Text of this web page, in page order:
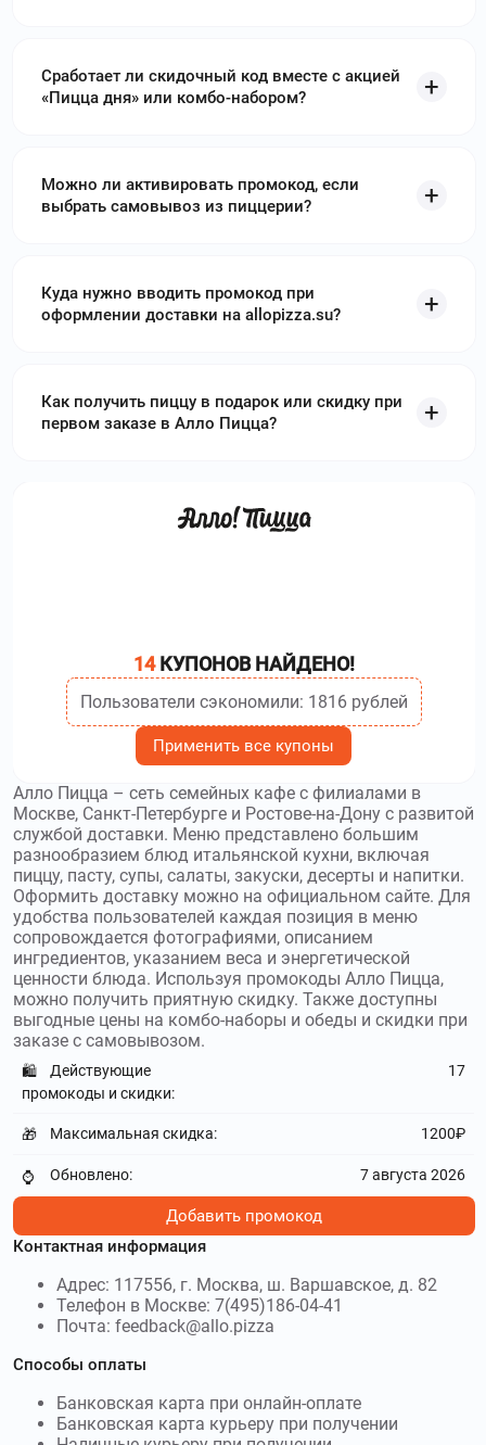
Шефмаркети получите скидку до 1000₽
Используйте промокоды Суши шопи получите скидку до
1899₽
два раза сэкономить свои средства. Используйте
промокоды Михайлик Китчен и получите скидку до 3000₽
мировая сеть ресторанов, специализирующаяся на
приготовлении и доставке пиццы. Используйте
промокоды
представляет собой онлайн-сервис доставки готовых
блюд на дом, работающий в пределах города Москва.
промокоды Simply Mealи получите скидку до 1088₽
Служба доставки Инь-Янь
привозит роллы, суши и пиццу. Используйте
промокоды
и получите скидку до 2600₽
Сработает ли скидочный код вместе с акцией
«Пицца дня» или комбо-набором?
Можно ли активировать промокод, если
выбрать самовывоз из пиццерии?
Куда нужно вводить промокод при
оформлении доставки на allopizza.su?
Как получить пиццу в подарок или скидку при
первом заказе в Алло Пицца?
14КУПОНОВ НАЙДЕНО!
Пользователи сэкономили: 1816 рублей
Применить все купоны
Алло Пицца – сеть семейных кафе с филиалами в
Москве, Санкт-Петербурге и Ростове-на-Дону с развитой
службой доставки. Меню представлено большим
разнообразием блюд итальянской кухни, включая
пиццу, пасту, супы, салаты, закуски, десерты и напитки.
Оформить доставку можно на официальном сайте. Для
удобства пользователей каждая позиция в меню
сопровождается фотографиями, описанием
ингредиентов, указанием веса и энергетической
ценности блюда. Используя промокоды Алло Пицца,
можно получить приятную скидку. Также доступны
выгодные цены на комбо-наборы и обеды и скидки при
заказе с самовывозом.
🛍️
Действующие
промокоды и скидки:
17
🎁 Максимальная скидка: 1200₽
⌚ Обновлено: 7 августа 2026
Добавить промокод
Контактная информация
Адрес: 117556, г. Москва, ш. Варшавское, д. 82
Телефон в Москве: 7(495)186-04-41
Почта: feedback@allo.pizza
Способы оплаты
Банковская карта при онлайн-оплате
Банковская карта курьеру при получении